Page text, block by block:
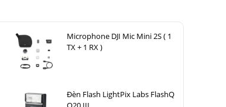
Microphone DJI Mic Mini 2S ( 1
TX + 1 RX )
Đèn Flash LightPix Labs FlashQ